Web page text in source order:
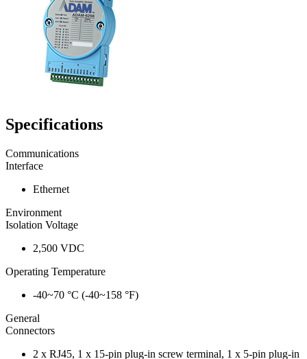
Specifications
Communications
Interface
Ethernet
Environment
Isolation Voltage
2,500 VDC
Operating Temperature
-40~70 °C (-40~158 °F)
General
Connectors
2 x RJ45, 1 x 15-pin plug-in screw terminal, 1 x 5-pin plug-in